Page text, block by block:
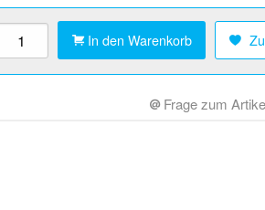
In den Warenkorb
Frage zum